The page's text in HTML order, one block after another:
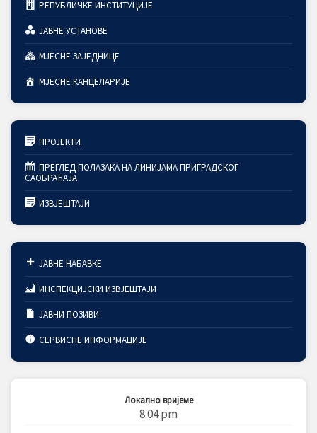
РЕПУБЛИЧКЕ ИНСТИТУЦИЈЕ
ЈАВНЕ УСТАНОВЕ
МЈЕСНЕ ЗАЈЕДНИЦЕ
МЈЕСНЕ КАНЦЕЛАРИЈЕ
ПРОЈЕКТИ
ПРЕГЛЕД ПОЛАЗАКА НА ЛИНИЈАМА ПРИГРАДСКОГ
САОБРАЋАЈА
ИЗВЈЕШТАЈИ
ЈАВНЕ НАБАВКЕ
ИНСПЕКЦИЈСКИ ИЗВЈЕШТАЈИ
ЈАВНИ ПОЗИВИ
СЕРВИСНЕ ИНФОРМАЦИЈЕ
Локално вријеме
8:04 pm